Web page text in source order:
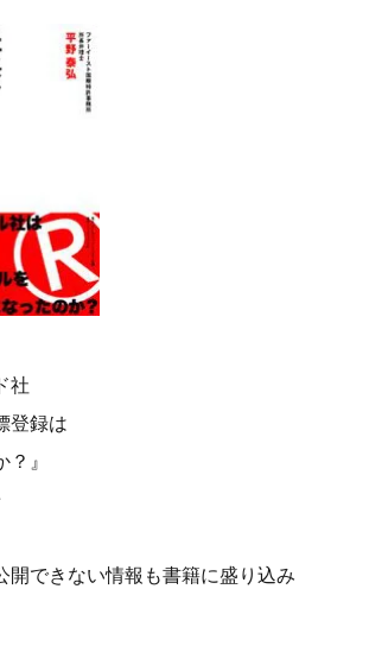
社
登録は
』
開できない情報も書籍に盛り込み